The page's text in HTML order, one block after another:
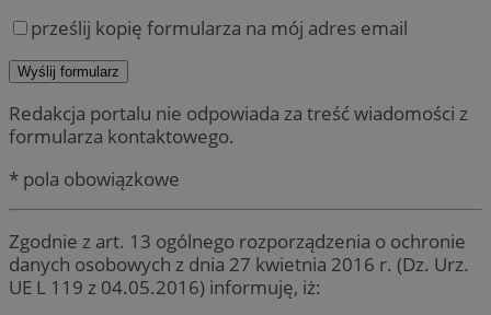
prześlij kopię formularza na mój adres email
Redakcja portalu nie odpowiada za treść wiadomości z
formularza kontaktowego.
* pola obowiązkowe
Zgodnie z art. 13 ogólnego rozporządzenia o ochronie
danych osobowych z dnia 27 kwietnia 2016 r. (Dz. Urz.
UE L 119 z 04.05.2016) informuję, iż: